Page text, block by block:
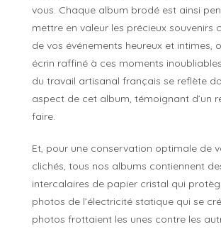
vous. Chaque album brodé est ainsi
mettre en valeur les précieux souvenirs
de vos événements heureux et intimes,
écrin raffiné à ces moments
du travail artisanal français se reflète
aspect de cet album, témoignant d’un
faire.
Et, pour une conservation optimale de
clichés, tous nos albums contiennent
intercalaires de papier cristal qui
photos de l’électricité statique qui se
photos frottaient les unes contre les